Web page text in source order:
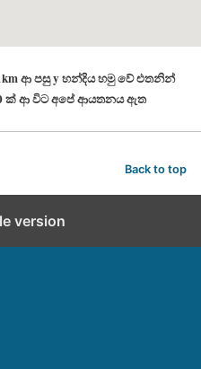
ආ පසු y හන්දිය හමු වේ එතනින්
ක් ආ විට අපේ ආයතනය ඇත
Back to top
version